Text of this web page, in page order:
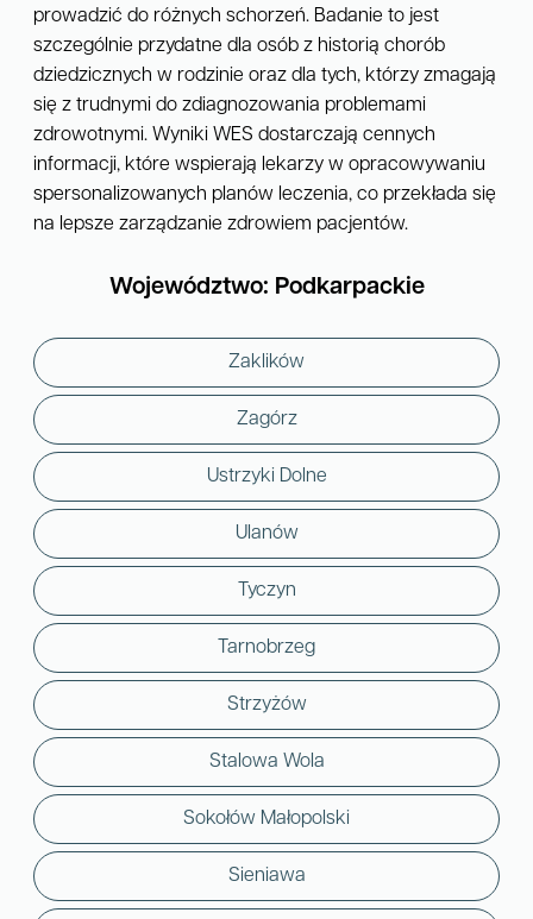
prowadzić do różnych schorzeń. Badanie to jest
szczególnie przydatne dla osób z historią chorób
dziedzicznych w rodzinie oraz dla tych, którzy zmagają
się z trudnymi do zdiagnozowania problemami
zdrowotnymi. Wyniki WES dostarczają cennych
informacji, które wspierają lekarzy w opracowywaniu
spersonalizowanych planów leczenia, co przekłada się
na lepsze zarządzanie zdrowiem pacjentów.
Województwo: Podkarpackie
Zaklików
Zagórz
Ustrzyki Dolne
Ulanów
Tyczyn
Tarnobrzeg
Strzyżów
Stalowa Wola
Sokołów Małopolski
Sieniawa